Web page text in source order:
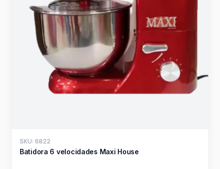
SKU: 6822
Batidora 6 velocidades Maxi House